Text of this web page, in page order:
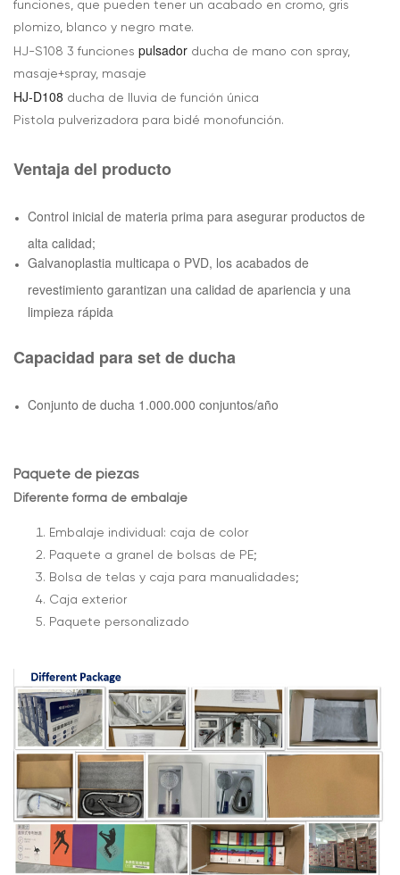
funciones, que pueden tener un acabado en cromo, gris
plomizo, blanco y negro mate.
HJ-S108 3 funciones pulsador ducha de mano con spray,
masaje+spray, masaje
HJ-D108 ducha de lluvia de función única
Pistola pulverizadora para bidé monofunción.
Ventaja del producto
Control inicial de materia prima para asegurar productos de
alta calidad;
Galvanoplastia multicapa o PVD, los acabados de
revestimiento garantizan una calidad de apariencia y una
limpieza rápida
Capacidad para set de ducha
Conjunto de ducha 1.000.000 conjuntos/año
Paquete de piezas
Diferente forma de embalaje
Embalaje individual: caja de color
Paquete a granel de bolsas de PE;
Bolsa de telas y caja para manualidades;
Caja exterior
Paquete personalizado